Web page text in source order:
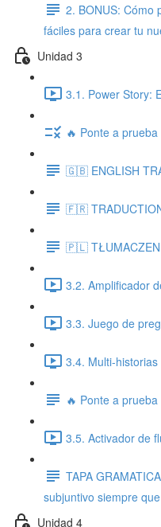
2. BONUS: Cómo
fáciles para crear tu
Unidad 3
3.1. Power Story:
🔥 Ponte a prueba
🇬🇧 ENGLISH
🇫🇷
🇵🇱
3.2. Amplificador
3.3. Juego de
3.4. Multi-historias
🔥 Ponte a prueba
3.5. Activador de
TAPA
subjuntivo siempre
Unidad 4